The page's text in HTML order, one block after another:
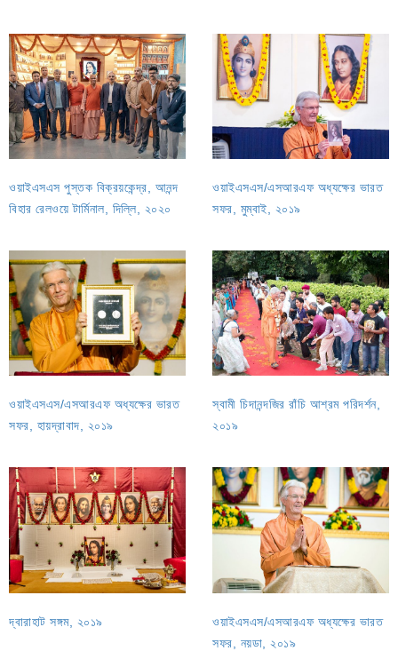
ওয়াইএসএস পুস্তক বিক্রয়কেন্দ্র, আনন্দ
বিহার রেলওয়ে টার্মিনাল, দিল্লি, ২০২০
ওয়াইএসএস/এসআরএফ অধ্যক্ষের ভারত
সফর, মুম্বাই, ২০১৯
ওয়াইএসএস/এসআরএফ অধ্যক্ষের ভারত
সফর, হায়দ্রাবাদ, ২০১৯
স্বামী চিদানন্দজির রাঁচি আশ্রম পরিদর্শন,
২০১৯
দ্বারাহাট সঙ্গম, ২০১৯
ওয়াইএসএস/এসআরএফ অধ্যক্ষের ভারত
সফর, নয়ডা, ২০১৯